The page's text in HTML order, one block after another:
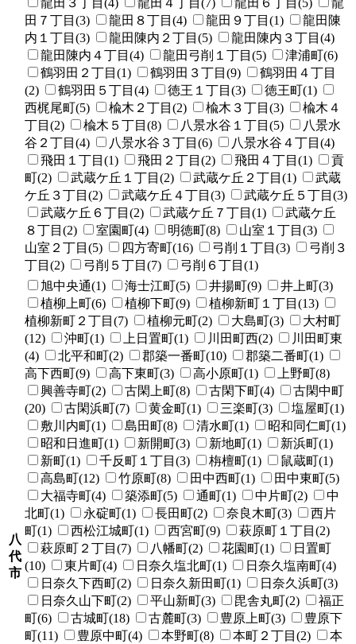
龍田３丁目(4) 龍田４丁目(7) 龍田６丁目(5)
龍
田７丁目(3)
龍田８丁目(4) 龍田９丁目(1)
龍田陳
内１丁目(3)
龍田陳内２丁目(5)
龍田陳内３丁目(4)
龍田陳内４丁目(4)
龍田弓削１丁目(5)
津浦町(6)
鶴羽田２丁目(1)
鶴羽田３丁目(9)
鶴羽田４丁目
(2)
鶴羽田５丁目(4) 徳王１丁目(3)
徳王町(1)
西梶尾町(5)
楡木２丁目(2) 楡木３丁目(3)
楡木４
丁目(2)
楡木５丁目(8) 八景水谷１丁目(5)
八景水
谷２丁目(4)
八景水谷３丁目(6)
八景水谷４丁目(4)
飛田１丁目(1)
飛田２丁目(2) 飛田４丁目(1)
貢
町(2)
武蔵ケ丘１丁目(2) 武蔵ケ丘２丁目(1)
武蔵
ケ丘３丁目(2)
武蔵ケ丘４丁目(3)
武蔵ケ丘５丁目(3)
武蔵ケ丘６丁目(2)
武蔵ケ丘７丁目(1)
武蔵ケ丘
８丁目(2)
室園町(4) 明徳町(8)
山室１丁目(3)
山室２丁目(5)
四方寄町(16) 弓削１丁目(3)
弓削３
丁目(2)
弓削５丁目(7) 弓削６丁目(1)
八
代
市
旭中央通(1) 海士江町(5) 井揚町(9)
井上町(3)
植柳上町(6)
植柳下町(9)
植柳新町１丁目(13)
植柳新町２丁目(7)
植柳元町(2) 大島町(3)
大村町
(12)
沖町(1) 上日置町(1) 川田町西(2)
川田町東
(4)
北平和町(2) 郡築一番町(10)
郡築二番町(1)
高下西町(9)
高下東町(3) 高小原町(1)
上野町(8)
興善寺町(2)
古閑上町(8) 古閑下町(4)
古閑中町
(20)
古閑浜町(7) 黄金町(1) 三楽町(3)
塩屋町(1)
敷川内町(1)
島田町(8) 清水町(1)
昭和同仁町(1)
昭和日進町(1)
新開町(3) 新地町(1)
新浜町(1)
新町(1)
千反町１丁目(3) 栴檀町(1)
鼠蔵町(1)
高島町(12)
竹原町(8) 田中西町(1)
田中東町(5)
大福寺町(4)
築添町(5) 通町(1) 中片町(2)
中
北町(1)
永碇町(1) 長田町(2) 奈良木町(3)
西片
町(1)
西松江城町(1) 西宮町(9)
萩原町１丁目(2)
萩原町２丁目(7)
八幡町(2) 花園町(1)
日置町
(10)
東片町(4) 日奈久塩北町(1)
日奈久塩南町(4)
日奈久下西町(2)
日奈久新田町(1)
日奈久浜町(3)
日奈久山下町(2)
平山新町(3) 毘舎丸町(2)
福正
町(6)
古城町(18) 古麓町(3) 豊原上町(3)
豊原下
町(11)
豊原中町(4) 本野町(8) 本町２丁目(2)
本